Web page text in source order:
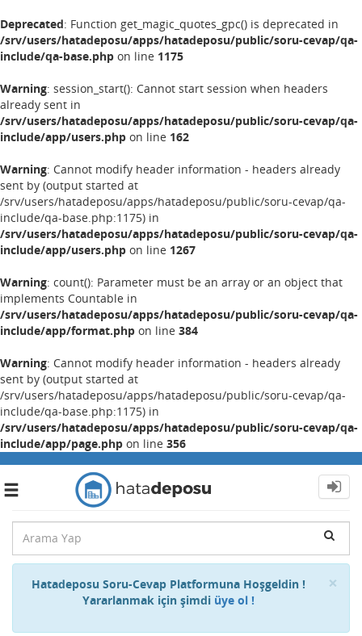
Deprecated: Function get_magic_quotes_gpc() is deprecated in
/srv/users/hatadeposu/apps/hatadeposu/public/soru-cevap/qa-
include/qa-base.php on line 1175
Warning: session_start(): Cannot start session when headers
already sent in
/srv/users/hatadeposu/apps/hatadeposu/public/soru-cevap/qa-
include/app/users.php on line 162
Warning: Cannot modify header information - headers already
sent by (output started at
/srv/users/hatadeposu/apps/hatadeposu/public/soru-cevap/qa-
include/qa-base.php:1175) in
/srv/users/hatadeposu/apps/hatadeposu/public/soru-cevap/qa-
include/app/users.php on line 1267
Warning: count(): Parameter must be an array or an object that
implements Countable in
/srv/users/hatadeposu/apps/hatadeposu/public/soru-cevap/qa-
include/app/format.php on line 384
Warning: Cannot modify header information - headers already
sent by (output started at
/srv/users/hatadeposu/apps/hatadeposu/public/soru-cevap/qa-
include/qa-base.php:1175) in
/srv/users/hatadeposu/apps/hatadeposu/public/soru-cevap/qa-
include/app/page.php on line 356
Toggle
×
Hatadeposu Soru-Cevap Platformuna Hoşgeldin !
Yararlanmak için şimdi üye ol !